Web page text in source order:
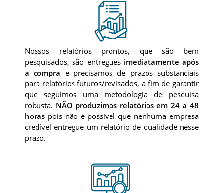
Nossos relatórios prontos, que são bem
pesquisados, são entregues imediatamente após
a compra e precisamos de prazos substanciais
para relatórios futuros/revisados, a fim de garantir
que seguimos uma metodologia de pesquisa
robusta. NÃO produzimos relatórios em 24 a 48
horas pois não é possível que nenhuma empresa
credível entregue um relatório de qualidade nesse
prazo.